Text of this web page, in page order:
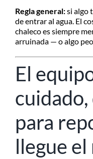
Regla general:si algo
de entrar al agua. El
chaleco es siempre
arruinada — o algo
El
para
llegue